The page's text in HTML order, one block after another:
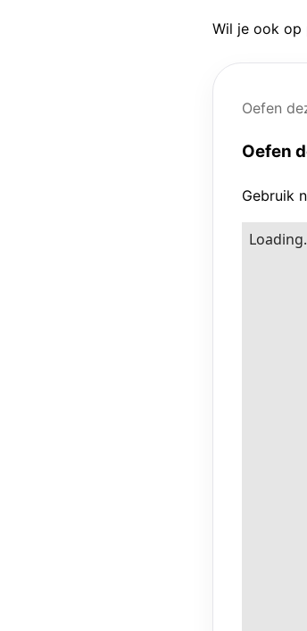
Wil je ook op
Oefen
Oefen
Gebruik